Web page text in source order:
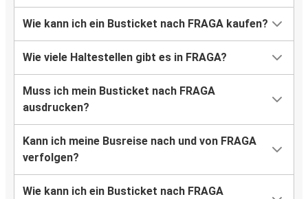
Wie kann ich ein Busticket nach FRAGA kaufen?
Wie viele Haltestellen gibt es in FRAGA?
Muss ich mein Busticket nach FRAGA
ausdrucken?
Kann ich meine Busreise nach und von FRAGA
verfolgen?
Wie kann ich ein Busticket nach FRAGA